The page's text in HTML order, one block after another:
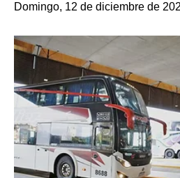
Domingo, 12 de diciembre de